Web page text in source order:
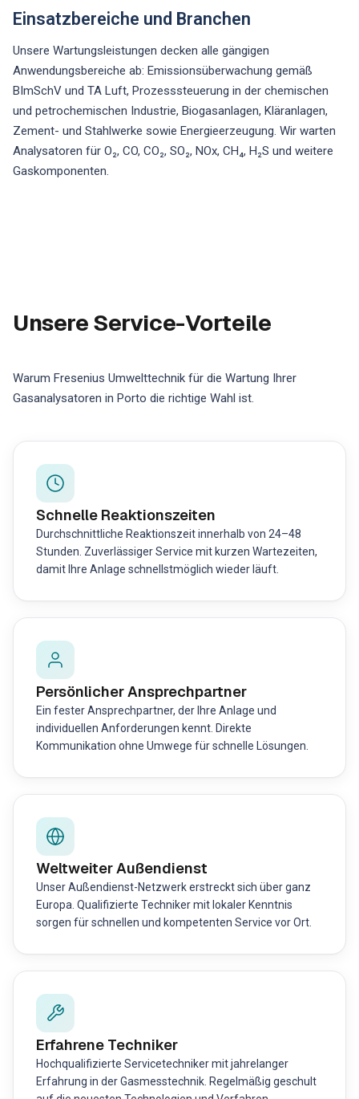
Einsatzbereiche und Branchen
Unsere Wartungsleistungen decken alle gängigen
Anwendungsbereiche ab: Emissionsüberwachung gemäß
BImSchV und TA Luft, Prozesssteuerung in der chemischen
und petrochemischen Industrie, Biogasanlagen, Kläranlagen,
Zement- und Stahlwerke sowie Energieerzeugung. Wir warten
Analysatoren für O₂, CO, CO₂, SO₂, NOx, CH₄, H₂S und weitere
Gaskomponenten.
Unsere Service-Vorteile
Warum Fresenius Umwelttechnik für die Wartung Ihrer
Gasanalysatoren in Porto die richtige Wahl ist.
Schnelle Reaktionszeiten
Durchschnittliche Reaktionszeit innerhalb von 24–48
Stunden. Zuverlässiger Service mit kurzen Wartezeiten,
damit Ihre Anlage schnellstmöglich wieder läuft.
Persönlicher Ansprechpartner
Ein fester Ansprechpartner, der Ihre Anlage und
individuellen Anforderungen kennt. Direkte
Kommunikation ohne Umwege für schnelle Lösungen.
Weltweiter Außendienst
Unser Außendienst-Netzwerk erstreckt sich über ganz
Europa. Qualifizierte Techniker mit lokaler Kenntnis
sorgen für schnellen und kompetenten Service vor Ort.
Erfahrene Techniker
Hochqualifizierte Servicetechniker mit jahrelanger
Erfahrung in der Gasmesstechnik. Regelmäßig geschult